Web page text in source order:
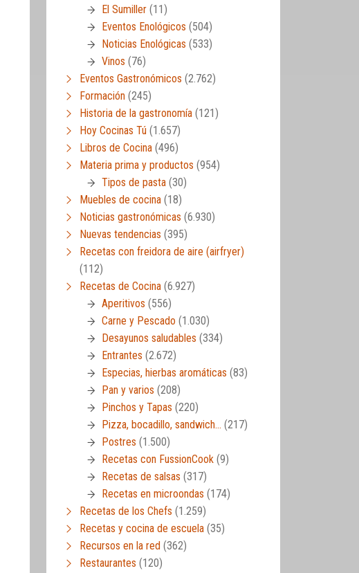
El Sumiller (11)
Eventos Enológicos (504)
Noticias Enológicas (533)
Vinos (76)
Eventos Gastronómicos (2.762)
Formación (245)
Historia de la gastronomía (121)
Hoy Cocinas Tú (1.657)
Libros de Cocina (496)
Materia prima y productos (954)
Tipos de pasta (30)
Muebles de cocina (18)
Noticias gastronómicas (6.930)
Nuevas tendencias (395)
Recetas con freidora de aire (airfryer)
(112)
Recetas de Cocina (6.927)
Aperitivos (556)
Carne y Pescado (1.030)
Desayunos saludables (334)
Entrantes (2.672)
Especias, hierbas aromáticas (83)
Pan y varios (208)
Pinchos y Tapas (220)
Pizza, bocadillo, sandwich… (217)
Postres (1.500)
Recetas con FussionCook (9)
Recetas de salsas (317)
Recetas en microondas (174)
Recetas de los Chefs (1.259)
Recetas y cocina de escuela (35)
Recursos en la red (362)
Restaurantes (120)